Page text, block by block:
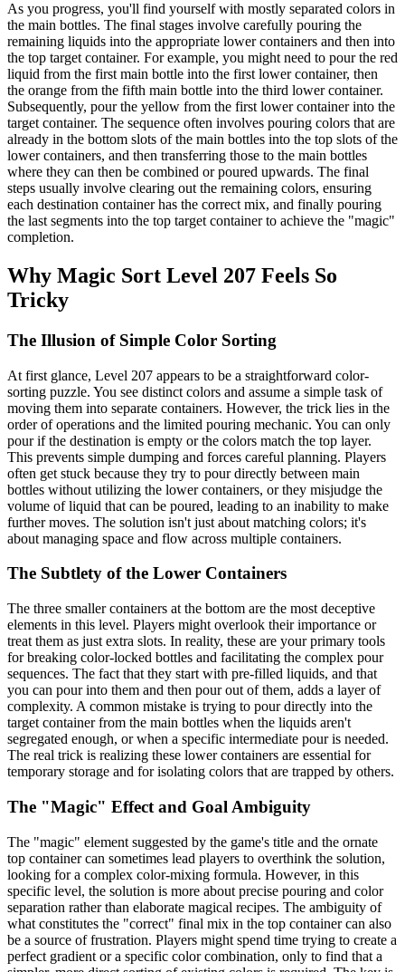
As you progress, you'll find yourself with mostly separated colors in
the main bottles. The final stages involve carefully pouring the
remaining liquids into the appropriate lower containers and then into
the top target container. For example, you might need to pour the red
liquid from the first main bottle into the first lower container, then
the orange from the fifth main bottle into the third lower container.
Subsequently, pour the yellow from the first lower container into the
target container. The sequence often involves pouring colors that are
already in the bottom slots of the main bottles into the top slots of the
lower containers, and then transferring those to the main bottles
where they can then be combined or poured upwards. The final
steps usually involve clearing out the remaining colors, ensuring
each destination container has the correct mix, and finally pouring
the last segments into the top target container to achieve the "magic"
completion.
Why Magic Sort Level 207 Feels So
Tricky
The Illusion of Simple Color Sorting
At first glance, Level 207 appears to be a straightforward color-
sorting puzzle. You see distinct colors and assume a simple task of
moving them into separate containers. However, the trick lies in the
order of operations and the limited pouring mechanic. You can only
pour if the destination is empty or the colors match the top layer.
This prevents simple dumping and forces careful planning. Players
often get stuck because they try to pour directly between main
bottles without utilizing the lower containers, or they misjudge the
volume of liquid that can be poured, leading to an inability to make
further moves. The solution isn't just about matching colors; it's
about managing space and flow across multiple containers.
The Subtlety of the Lower Containers
The three smaller containers at the bottom are the most deceptive
elements in this level. Players might overlook their importance or
treat them as just extra slots. In reality, these are your primary tools
for breaking color-locked bottles and facilitating the complex pour
sequences. The fact that they start with pre-filled liquids, and that
you can pour into them and then pour out of them, adds a layer of
complexity. A common mistake is trying to pour directly into the
target container from the main bottles when the liquids aren't
segregated enough, or when a specific intermediate pour is needed.
The real trick is realizing these lower containers are essential for
temporary storage and for isolating colors that are trapped by others.
The "Magic" Effect and Goal Ambiguity
The "magic" element suggested by the game's title and the ornate
top container can sometimes lead players to overthink the solution,
looking for a complex color-mixing formula. However, in this
specific level, the solution is more about precise pouring and color
separation rather than elaborate magical recipes. The ambiguity of
what constitutes the "correct" final mix in the top container can also
be a source of frustration. Players might spend time trying to create a
perfect gradient or a specific color combination, only to find that a